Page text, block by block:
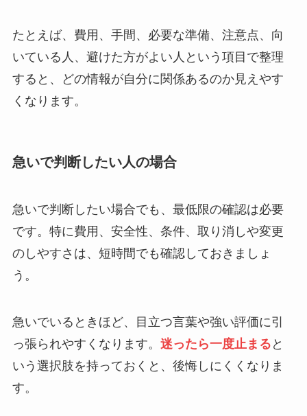
たとえば、費用、手間、必要な準備、注意点、向
いている人、避けた方がよい人という項目で整理
すると、どの情報が自分に関係あるのか見えやす
くなります。
急いで判断したい人の場合
急いで判断したい場合でも、最低限の確認は必要
です。特に費用、安全性、条件、取り消しや変更
のしやすさは、短時間でも確認しておきましょ
う。
急いでいるときほど、目立つ言葉や強い評価に引
っ張られやすくなります。 迷ったら一度止まる と
いう選択肢を持っておくと、後悔しにくくなりま
す。